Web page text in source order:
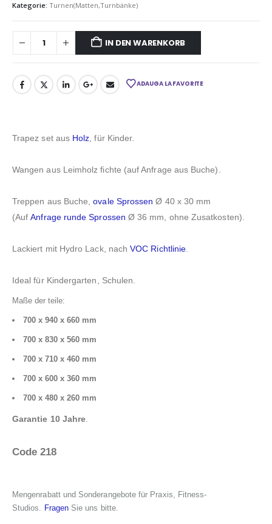
Kategorie: Turnen(Matten,Turnbänke)
IN DEN WARENKORB
ADAUGA LA FAVORITE
Trapez set aus Holz, für Kinder.
Wangen aus Leimholz fichte (auf Anfrage aus Buche).
Treppen aus Buche,ovale Sprossen Ø 40 x 30 mm
(AufAnfrage runde Sprossen Ø 36 mm, ohne Zusatkosten).
Lackiert mit Hydro Lack, nachVOC Richtlinie.
Ideal für Kindergarten, Schulen.
Maße der teile:
700 x 940 x 660 mm
700 x 830 x 560 mm
700 x 710 x 460 mm
700 x 600 x 360 mm
700 x 480 x 260 mm
Garantie 10 Jahre.
Code 218
Mengenrabatt und Sonderangebote für Praxis, Fitness-
Studios. FragenSie uns bitte.